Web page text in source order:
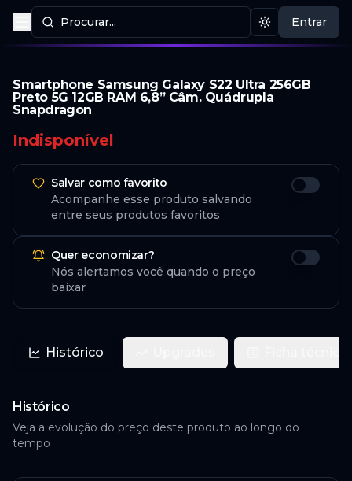
Procurar...
Procurar produtos Mudar tema
Entrar
Smartphone Samsung Galaxy S22 Ultra 256GB
Preto 5G 12GB RAM 6,8” Câm. Quádrupla
Snapdragon
Indisponível
Salvar como favorito
Acompanhe esse produto salvando
entre seus produtos favoritos
Quer economizar?
Nós alertamos você quando o preço
baixar
Histórico
Histórico
Veja a evolução do preço deste produto ao longo do
tempo